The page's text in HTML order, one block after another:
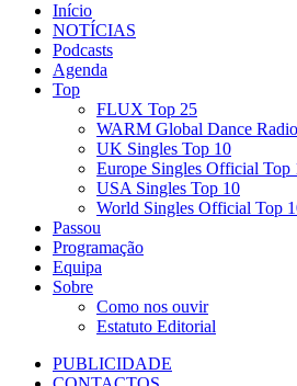
Início
NOTÍCIAS
Podcasts
Agenda
Top
FLUX Top 25
WARM Global Dance
UK Singles Top 10
Europe Singles Official Top
USA Singles Top 10
World Singles Official Top
Passou
Programação
Equipa
Sobre
Como nos ouvir
Estatuto Editorial
PUBLICIDADE